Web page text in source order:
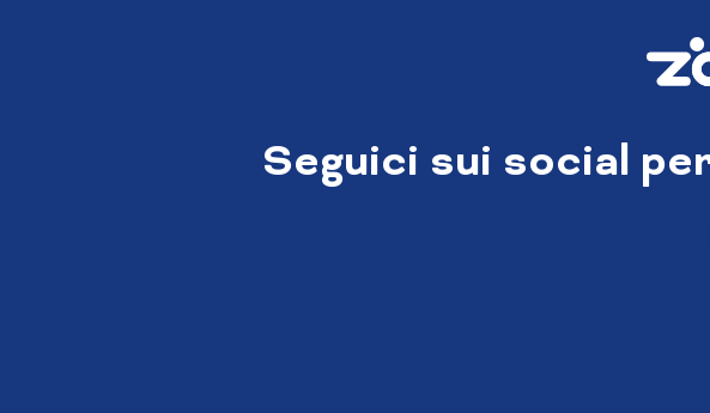
Seguici sui social